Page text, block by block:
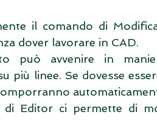
il comando di
dover lavorare in CAD.
può avvenire in
più linee. Se dovesse
di Editor ci permette di